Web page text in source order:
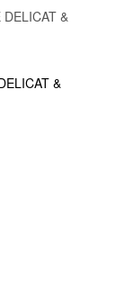
&